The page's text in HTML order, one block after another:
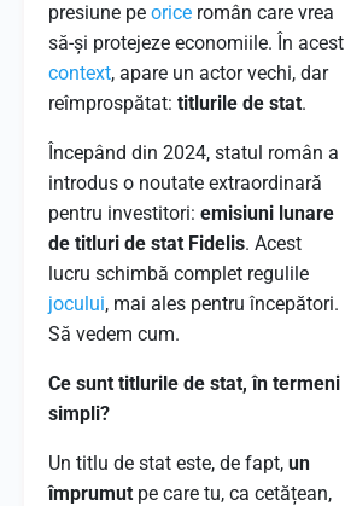
presiune pe orice român care vrea
să-și protejeze economiile. În acest
context, apare un actor vechi, dar
reîmprospătat: titlurile de stat.
Începând din 2024, statul român a
introdus o noutate extraordinară
pentru investitori: emisiuni lunare
de titluri de stat Fidelis. Acest
lucru schimbă complet regulile
jocului, mai ales pentru începători.
Să vedem cum.
Ce sunt titlurile de stat, în termeni
simpli?
Un titlu de stat este, de fapt, un
împrumut pe care tu, ca cetățean,